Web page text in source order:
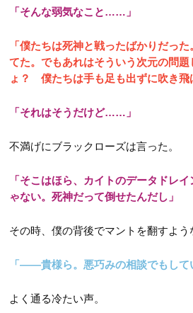
「そんな弱気なこと……」
「僕たちは死神と戦ったばかりだっ
てた。でもあれはそういう次元の問
ょ？ 僕たちは手も足も出ずに吹き飛
「それはそうだけど……」
不満げにブラックローズは言った。
「そこはほら、カイトのデータドレ
ゃない。死神だって倒せたんだし」
その時、僕の背後でマントを翻すよう
「――貴様ら。悪巧みの相談でもして
よく通る冷たい声。